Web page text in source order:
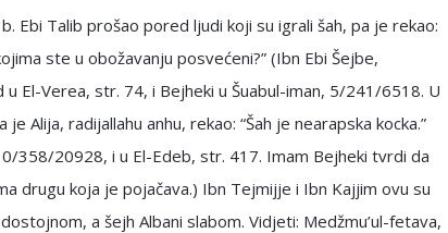
Ebi Talib prošao pored ljudi koji su igrali šah, pa je rekao:
ste u obožavanju posvećeni?” (Ibn Ebi Šejbe,
El-Verea, str. 74, i Bejheki u Šuabul-iman, 5/241/6518. U
Alija, radijallahu anhu, rekao: “Šah je nearapska kocka.”
358/20928, i u El-Edeb, str. 417. Imam Bejheki tvrdi da
drugu koja je pojačava.) Ibn Tejmijje i Ibn Kajjim ovu su
a šejh Albani slabom. Vidjeti: Medžmu’ul-fetava,